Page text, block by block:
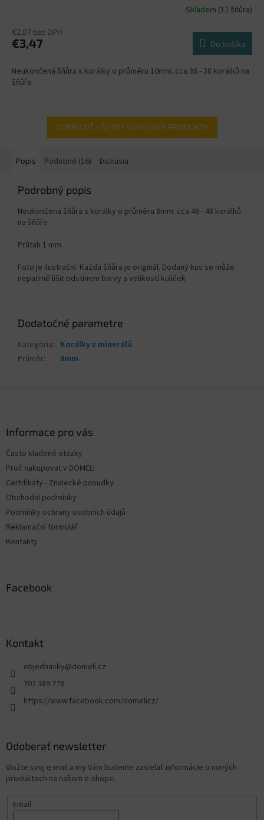
Skladem (12 šňůra)
€2,87 bez DPH
€3,47 Do košíka
Neukončená šňůra s korálky o průměru 10mm. cca 36 - 38 korálků na
šňůře
ZOBRAZIŤ VŠETKY SÚVISIACE PRODUKTY
Popis Podobné (16) Diskusia
Podrobný popis
Neukončená šňůra s korálky o průměru 8mm. cca 46 - 48 korálků
na šňůře
Průtah 1 mm
Foto je ilustrační. Každá šňůra je originál. Dodaný kus se může
nepatrně lišit odstínem barvy a velikostí kuliček
Dodatočné parametre
Kategória: Korálky z minerálů
Průměr: 8mm
Informace pro vás
Často kladené otázky
Proč nakupovat v DOMELI
Certifikáty - Znalecké posudky
Obchodní podmínky
Podmínky ochrany osobních údajů
Reklamační formulář
Kontakty
Facebook
Kontakt
objednavky@domeli.cz
702 389 778
https://www.facebook.com/domelicz/
Odoberať newsletter
Vložte svoj e-mail a my Vám budeme zasielať informácie o nových
produktoch na našom e-shope.
Email